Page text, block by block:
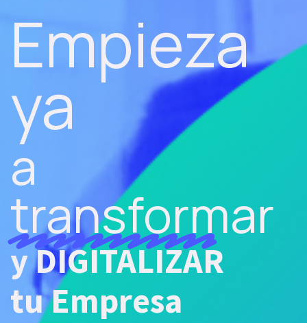
Empieza
ya
a
transformar
y DIGITALIZAR
tu Empresa